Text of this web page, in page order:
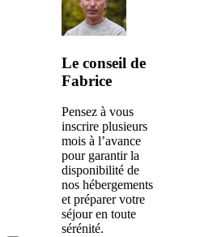
Le conseil de
Fabrice
Pensez à vous
inscrire plusieurs
mois à l’avance
pour garantir la
disponibilité de
nos hébergements
et préparer votre
séjour en toute
sérénité.